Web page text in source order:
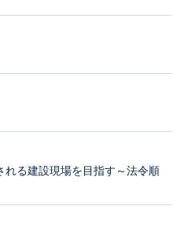
れる建設現場を目指す～法令順